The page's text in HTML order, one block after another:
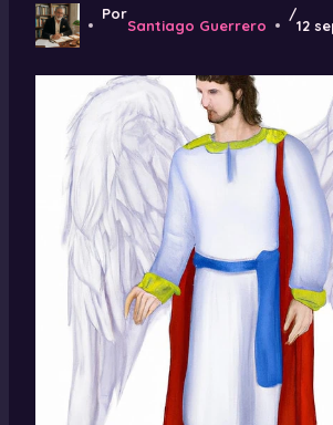
Por
Santiago Guerrero
/
12